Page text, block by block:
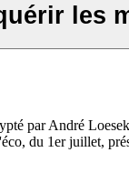
les
par André
du 1er juillet,